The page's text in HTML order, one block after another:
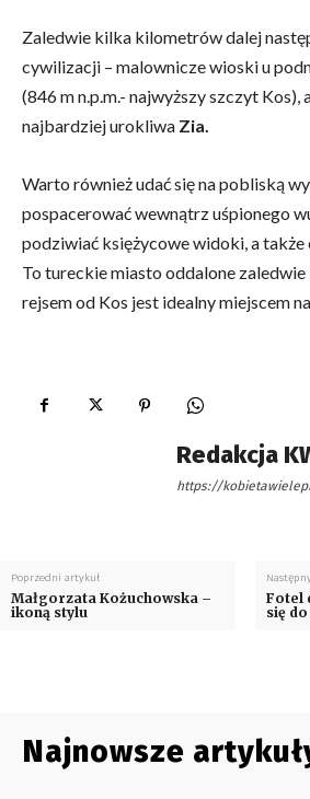
Zaledwie kilka kilometrów dalej
cywilizacji – malownicze wioski u
(846 m n.p.m.- najwyższy szczyt Kos),
najbardziej urokliwa Zia.
Warto również udać się na pobliską
pospacerować wewnątrz uśpionego
podziwiać księżycowe widoki, a
To tureckie miasto oddalone
rejsem od Kos jest idealny miejscem
Redakcja
https://
Poprzedni artykuł
Małgorzata Kożuchowska –
ikoną stylu
Fotel
się
Najnowsze